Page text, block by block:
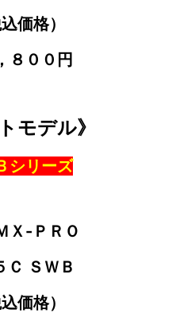
込価格）
８００円
モデル》
シリーズ
-ＰＲＯ
Ｃ ＳＷＢ
込価格）